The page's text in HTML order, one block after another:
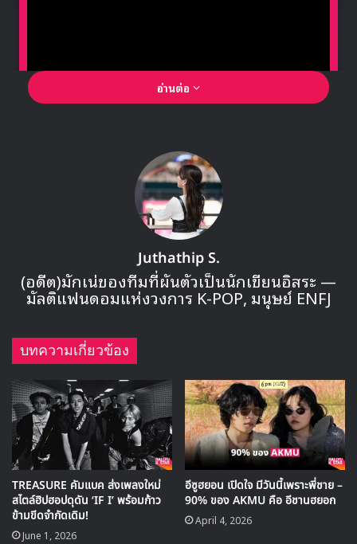
🎙GYUBIN ปลื้มเมืองไทยขนาดไหน? ถึงกลับมาถ่าย
MV เพลงใหม่ LIKE U 100 ที่กรุงเทพ
▶ คลิกดูสัมภาษณ์พิเศษ
สำหรับเพลง WAYO โซโล่แรกของ บังเยดัม ก็ได้ อีชานฮยอก
AKMU พี่ชายของซูฮยอน ที่มีส่วมร่วมในการเขียนเนื้อเพลงนี้
ด้วย พร้อมกับ ซึงยูน สมาชิกวง WINNER ที่ร่วมแต่งทั้งเนื้อร้อง
อ่านต่อ
Juthathip S.
(อดีต)มักเน่ของทีมที่ผันตัวเป็นนักเขียนอิสระ —
มัลติแฟนดอมแห่งวงการ K-POP, มนุษย์ ENFJ
บทความเกี่ยวข้อง
TREASURE คัมแบค ส่งเพลงใหม่
สไตล์ฮิปฮอปดุดัน ‘IF I’ พร้อมก้าว
ข้ามขีดจำกัดเดิม!
June 1, 2026
อีซูฮยอน เปิดใจ มีวันนี้เพราะพี่ชาย –
90% ของ AKMU คือ อีชานฮยอก
April 4, 2026